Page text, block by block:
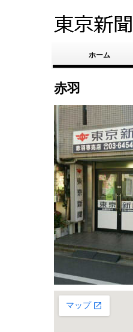
ホーム
赤羽